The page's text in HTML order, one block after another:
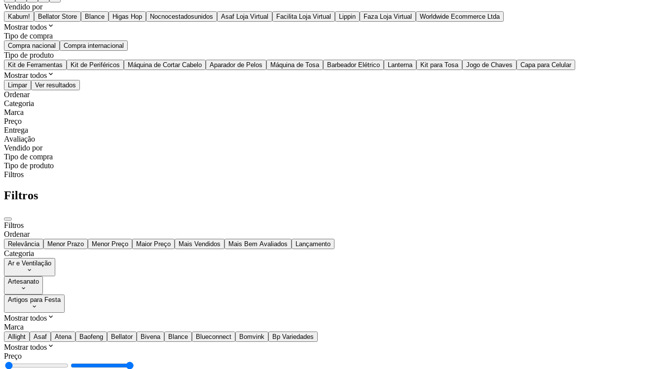
Vendido por
Kabum! Bellator Store Blance Higas Hop Nocnocestadosunidos Asaf Loja Virtual Facilita Loja Virtual Lippin Faza Loja Virtual Worldwide Ecommerce Ltda
Mostrar todos
Tipo de compra
Compra nacional Compra internacional
Tipo de produto
Kit de Ferramentas Kit de Periféricos Máquina de Cortar Cabelo Aparador de Pelos Máquina de Tosa Barbeador Elétrico Lanterna Kit para Tosa Jogo de Chaves Capa para Celular
Mostrar todos
Limpar Ver resultados
Ordenar
Categoria
Marca
Preço
Entrega
Avaliação
Vendido por
Tipo de compra
Tipo de produto
Filtros
Filtros
Filtros
Ordenar
Relevância Menor Prazo Menor Preço Maior Preço Mais Vendidos Mais Bem Avaliados Lançamento
Categoria
Ar e Ventilação
Artesanato
Artigos para Festa
Mostrar todos
Marca
Allight Asaf Atena Baofeng Bellator Bivena Blance Blueconnect Bomvink Bp Variedades
Mostrar todos
Preço